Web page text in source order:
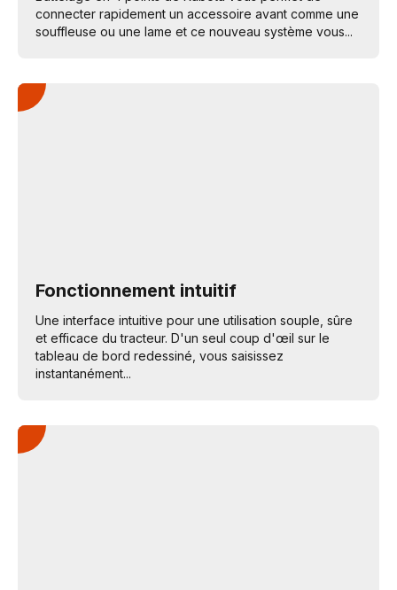
connecter rapidement un accessoire avant comme une
souffleuse ou une lame et ce nouveau système vous...
Fonctionnement intuitif
Une interface intuitive pour une utilisation souple, sûre
et efficace du tracteur. D'un seul coup d'œil sur le
tableau de bord redessiné, vous saisissez
instantanément...